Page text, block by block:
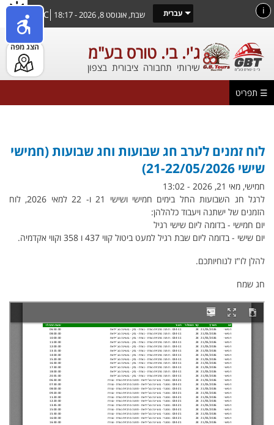
לתוכן
i
31°C שבת, אוגוסט 8, 2026 - 18:17 עברית
הצג מפה ג'י. בי. טורס בע"מ
שירותי תחבורה ציבורית בצפון
☰ תפריט
לוח זמנים לערב חג שבועות וחג שבועות (חמישי
שישי 21-22/05/2026)
חמישי, מאי 21, 2026 - 13:02
לרגל חג השבועות החל בימים חמישי ושישי 21 ו- 22 למאי 2026, לוח
הזמנים של ישתנה ויעבוד כלהלהן:
יום חמישי - בדומה ליום שישי רגיל
יום שישי - בדומה ליום שבת רגיל למעט ביטול קווי 437 ו 358 וקווי אקדמיה.
להלן לו"ז לנוחיותכם.
חג שמח